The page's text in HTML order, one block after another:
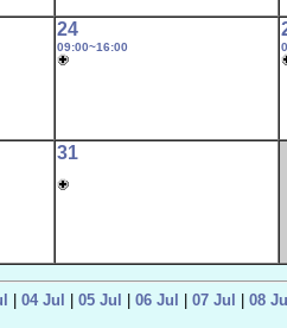
24
09:00~16:00
31
04 Jul 05 Jul 06 Jul 07 Jul
08 Jul